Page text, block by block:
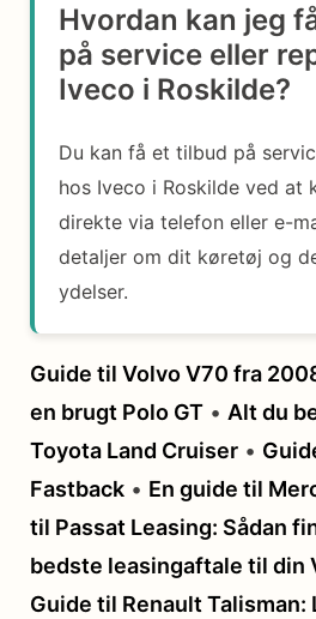
Hvordan kan jeg
på service eller
Iveco i Roskilde?
Du kan få et tilbud på
hos Iveco i Roskilde ved at
direkte via telefon eller e-
detaljer om dit køretøj og
ydelser.
Guide til Volvo V70 fra
en brugt Polo GT • Alt du
Toyota Land Cruiser •
Fastback • En guide til
til Passat Leasing: Sådan
bedste leasingaftale til din
Guide til Renault Talisman: